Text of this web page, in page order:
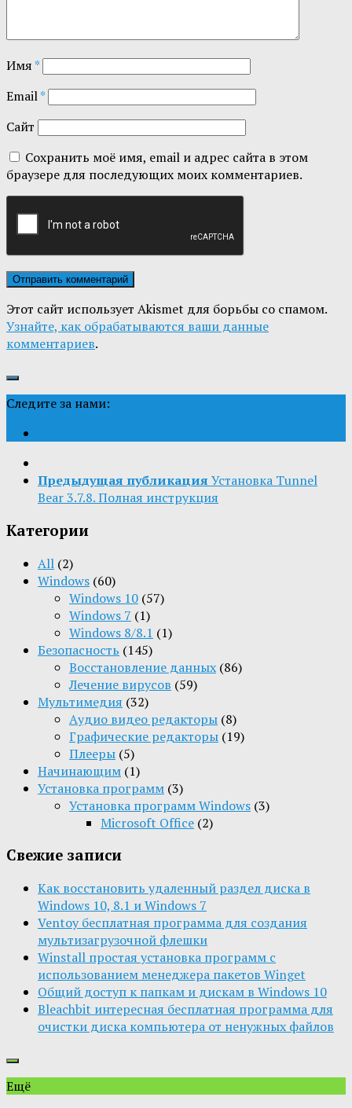
Имя*
Email*
Сайт
Сохранить моё имя, email и адрес сайта в этом
браузере для последующих моих комментариев.
Этот сайт использует Akismet для борьбы со спамом.
Узнайте, как обрабатываются ваши данные
комментариев.
Следите за нами:
Предыдущая публикация Установка Tunnel
Bear 3.7.8. Полная инструкция
Категории
All (2)
Windows (60)
Windows 10 (57)
Windows 7 (1)
Windows 8/8.1 (1)
Безопасность (145)
Восстановление данных (86)
Лечение вирусов (59)
Мультимедия (32)
Aудио видео редакторы (8)
Графические редакторы (19)
Плееры (5)
Начинающим (1)
Установка программ (3)
Установка программ Windows (3)
Microsoft Office (2)
Свежие записи
Как восстановить удаленный раздел диска в
Windows 10, 8.1 и Windows 7
Ventoy бесплатная программа для создания
мультизагрузочной флешки
Winstall простая установка программ с
использованием менеджера пакетов Winget
Общий доступ к папкам и дискам в Windows 10
Bleachbit интересная бесплатная программа для
очистки диска компьютера от ненужных файлов
Ещё